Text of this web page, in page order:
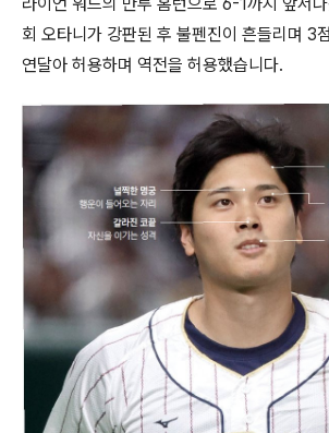
회 오타니가 강판된 후 불펜진이 흔들리며 3
연달아 허용하며 역전을 허용했습니다.